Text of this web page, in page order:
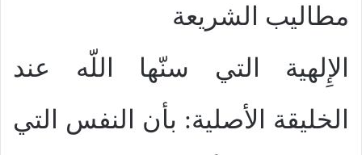
مطاليب الشريعة
الإِلهية التي سنّها اللّه عند
الخليقة الأصلية: بأن النفس التي